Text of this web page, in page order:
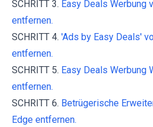
SCHRITT 3. Easy Deals Werbung
entfernen.
SCHRITT 4. 'Ads by Easy Deals'
entfernen.
SCHRITT 5. Easy Deals Werbung
entfernen.
SCHRITT 6. Betrügerische
Edge entfernen.